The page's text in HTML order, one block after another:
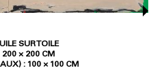
SUR TOILE
200 × 200 CM
: 100 × 100 CM